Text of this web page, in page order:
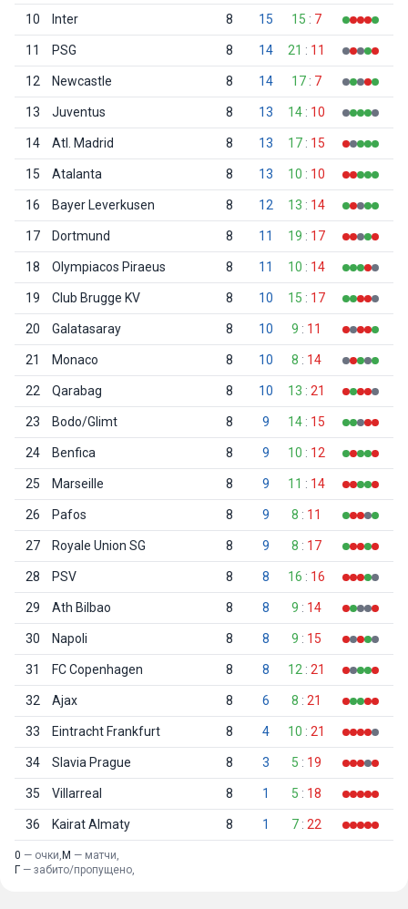
10 Inter 8 15 15 : 7
11 PSG 8 14 21 : 11
12 Newcastle 8 14 17 : 7
13 Juventus 8 13 14 : 10
14 Atl. Madrid 8 13 17 : 15
15 Atalanta 8 13 10 : 10
16 Bayer Leverkusen 8 12 13 : 14
17 Dortmund 8 11 19 : 17
18 Olympiacos Piraeus 8 11 10 : 14
19 Club Brugge KV 8 10 15 : 17
20 Galatasaray 8 10 9 : 11
21 Monaco 8 10 8 : 14
22 Qarabag 8 10 13 : 21
23 Bodo/Glimt 8 9 14 : 15
24 Benfica 8 9 10 : 12
25 Marseille 8 9 11 : 14
26 Pafos 8 9 8 : 11
27 Royale Union SG 8 9 8 : 17
28 PSV 8 8 16 : 16
29 Ath Bilbao 8 8 9 : 14
30 Napoli 8 8 9 : 15
31 FC Copenhagen 8 8 12 : 21
32 Ajax 8 6 8 : 21
33 Eintracht Frankfurt 8 4 10 : 21
34 Slavia Prague 8 3 5 : 19
35 Villarreal 8 1 5 : 18
36 Kairat Almaty 8 1 7 : 22
0 — очки, М — матчи,
Г — забито/пропущено,